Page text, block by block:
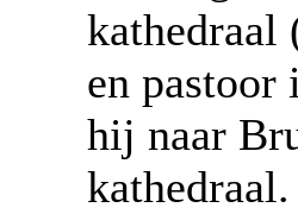
kathedraal
en pastoor
hij naar